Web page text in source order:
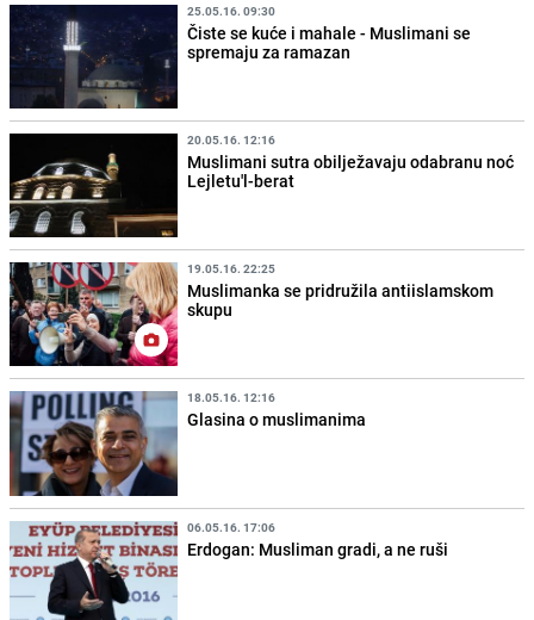
25.05.16. 09:30
Čiste se kuće i mahale - Muslimani se
spremaju za ramazan
20.05.16. 12:16
Muslimani sutra obilježavaju odabranu noć
Lejletu'l-berat
19.05.16. 22:25
Muslimanka se pridružila antiislamskom
skupu
18.05.16. 12:16
Glasina o muslimanima
06.05.16. 17:06
Erdogan: Musliman gradi, a ne ruši